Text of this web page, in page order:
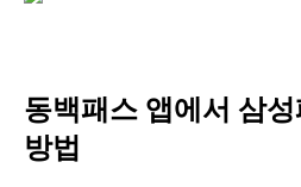
동백패스 앱에서 삼
방법